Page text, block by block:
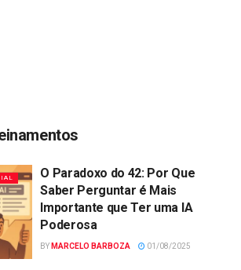
O Paradoxo do 42: Por Que
Saber Perguntar é Mais
Importante que Ter uma IA
Poderosa
BY MARCELO BARBOZA 01/08/2025